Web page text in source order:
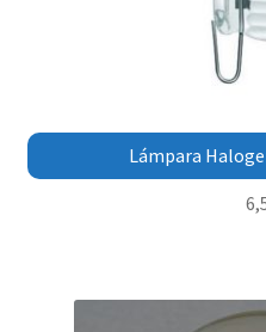
Lámpara